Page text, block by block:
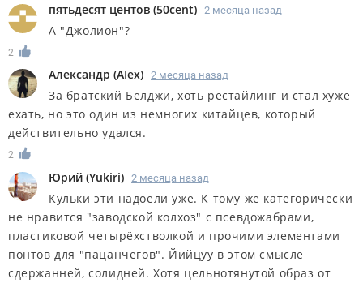
пятьдесят центов (50cent) 2 месяца назад
А "Джолион"?
2
Александр (AIex) 2 месяца назад
За братский Белджи, хоть рестайлинг и стал хуже
ехать, но это один из немногих китайцев, который
действительно удался.
2
Юрий (Yukiri) 2 месяца назад
Кульки эти надоели уже. К тому же категорически
не нравится "заводской колхоз" с псевдожабрами,
пластиковой четырёхстволкой и прочими элементами
понтов для "пацанчегов". Йийцуу в этом смысле
сдержанней, солидней. Хотя цельнотянутой образ от